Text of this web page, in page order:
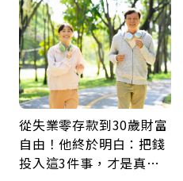
從失業零存款到30歲財富
自由！他終於明白：把錢
投入這3件事，才是真正